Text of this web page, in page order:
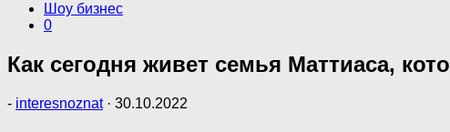
Шоу бизнес
0
Как сегодня живет семья Маттиаса,
- interesnoznat · 30.10.2022